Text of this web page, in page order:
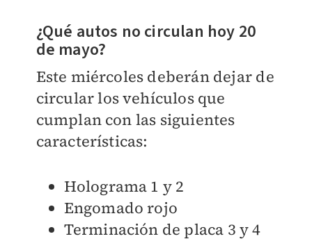
¿Qué autos no circulan hoy 20
de mayo?
Este miércoles deberán dejar de
circular los vehículos que
cumplan con las siguientes
características:
Holograma 1 y 2
Engomado rojo
Terminación de placa 3 y 4